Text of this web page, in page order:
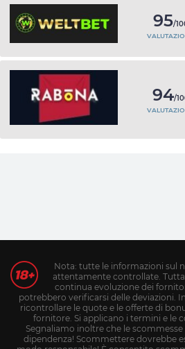
95/
94/
Nota: tutte le informazioni sul
attentamente controllate.
continua evoluzione dei
potrebbero verificarsi delle deviazioni.
ricontrollare le quote e le offerte di
fornitore. Si applicano i termini e le
Segnaliamo inoltre che le
dipendenza! Scommettere dovrebbe